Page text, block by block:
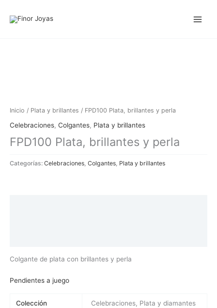
Inicio / Plata y brillantes / FPD100 Plata, brillantes y perla
Celebraciones, Colgantes, Plata y brillantes
FPD100 Plata, brillantes y perla
Categorías: Celebraciones Colgantes Plata y brillantes
Colgante de plata con brillantes y perla
Pendientes a juego
Colección Celebraciones, Plata y diamantes